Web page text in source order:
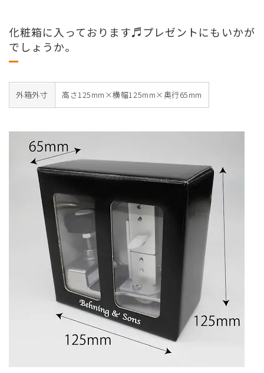
化粧箱に入っております♬プレゼントにもいかが
でしょうか。
外箱外寸 高さ125mm×横幅125mm×奥行65mm